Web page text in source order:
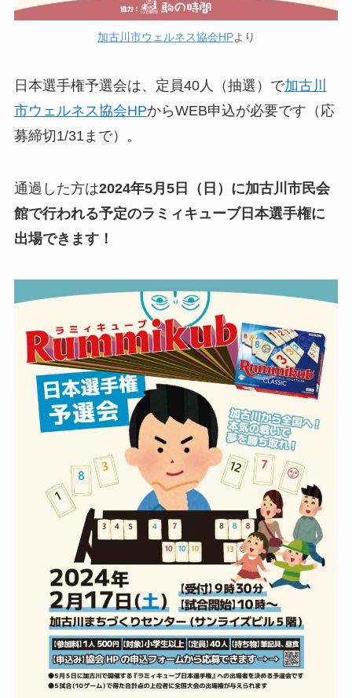
加古川市ウェルネス協会HPより
日本選手権予選会は、定員40人（抽選）で加古川
市ウェルネス協会HPからWEB申込が必要です（応
募締切1/31まで）。
通過した方は2024年5月5日（日）に加古川市民会
館で行われる予定のラミィキューブ日本選手権に
出場できます！